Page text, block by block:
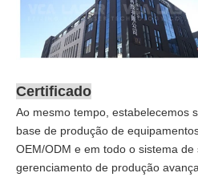
Certificado
Ao mesmo tempo, estabelecemos
base de produção de
OEM/ODM e em todo o sistema de
gerenciamento de produção